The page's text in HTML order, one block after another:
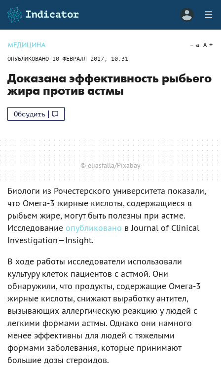
МЕДИЦИНА
ОПУБЛИКОВАНО 10 ФЕВРАЛЯ 2017, 10:31
a A
Доказана эффективность рыбьего
жира против астмы
Обсудить
© eliasfalla/Pixabay
Биологи из Рочестерского университета показали,
что Омега-3 жирные кислоты, содержащиеся в
рыбьем жире, могут быть полезны при астме.
Исследование опубликовано в Journal of Clinical
Investigation—Insight.
В ходе работы исследователи использовали
культуру клеток пациентов с астмой. Они
обнаружили, что продукты, содержащие Омега-3
жирные кислоты, снижают выработку антител,
вызывающих аллергическую реакцию у людей с
легкими формами астмы. Однако они намного
менее эффективны для людей с тяжелыми
формами заболевания, которые принимают
большие дозы стероидов.